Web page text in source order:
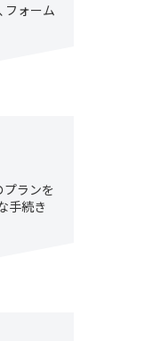
フォーム
ランを
手続き